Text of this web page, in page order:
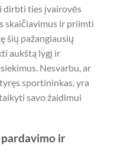
dirbti ties įvairovės
skaičiavimus ir priimti
šių pažangiausių
aukštą lygį ir
Nesvarbu, ar
sportininkas, yra
savo žaidimui
ir